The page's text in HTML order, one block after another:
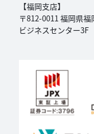
【福岡支店】
〒812-0011 福岡県
ビジネスセンター3F